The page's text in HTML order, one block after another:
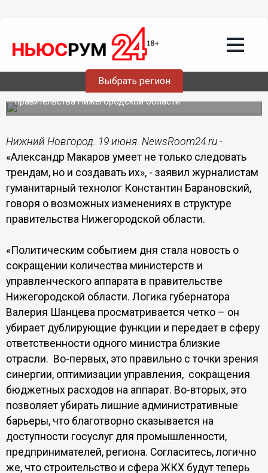
Выбрать регион
Александр Макаров умеет не только
следовать трендам, но и создавать их,
Гуманитарный технолог Константин Барановский
прокомментировал возможные изменения в структуре
правительства Нижегородской области.
Нижний Новгород. 19 июня. NewsRoom24.ru -
«Александр Макаров умеет не только следовать
трендам, но и создавать их», - заявил журналистам
гуманитарный технолог Константин Барановский,
говоря о возможных изменениях в структуре
правительства Нижегородской области.
«Политическим событием дня стала новость о
сокращении количества министерств и
управленческого аппарата в правительстве
Нижегородской области. Логика губернатора
Валерия Шанцева просматривается четко – он
убирает дублирующие функции и передает в сферу
ответственности одного министра близкие
отрасли. Во-первых, это правильно с точки зрения
синергии, оптимизации управления, сокращения
бюджетных расходов на аппарат. Во-вторых, это
позволяет убирать лишние административные
барьеры, что благотворно сказывается на
доступности госуслуг для промышленности,
предпринимателей, региона. Согласитесь, логично
же, что строительство и сфера ЖКХ будут теперь